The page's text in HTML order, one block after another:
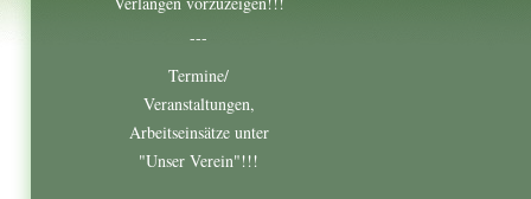
---
Termine/
Veranstaltungen,
Arbeitseinsätze unter
"Unser Verein"!!!